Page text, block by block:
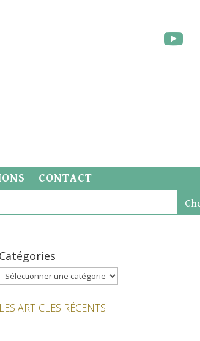
CONTACT
Catégories
Catégories
LES ARTICLES RÉCENTS